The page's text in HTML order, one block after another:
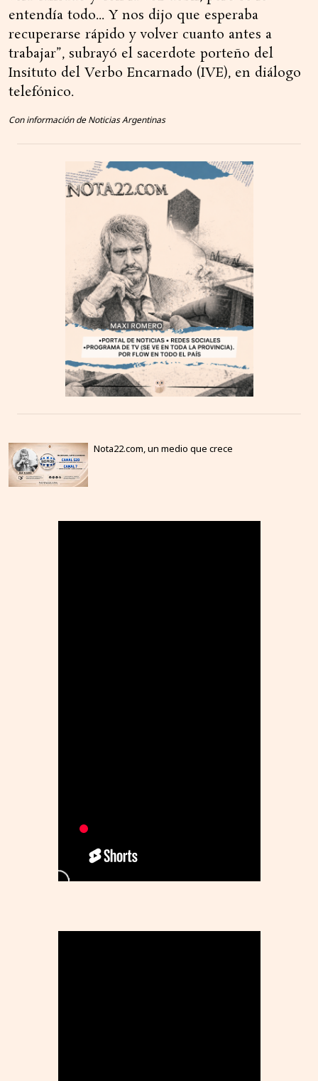
entendía todo... Y nos dijo que esperaba
recuperarse rápido y volver cuanto antes a
trabajar”, subrayó el sacerdote porteño del
Insituto del Verbo Encarnado (IVE), en diálogo
telefónico.
Con información de Noticias Argentinas
Nota22.com, un medio que crece